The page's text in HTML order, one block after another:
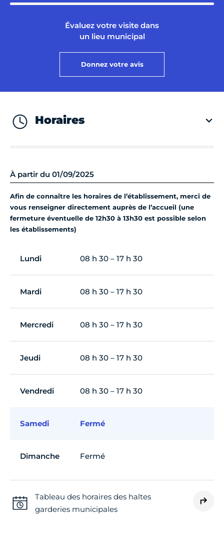
Évaluez votre visite dans
un lieu municipal
Donnez votre avis
Horaires
À partir du 01/09/2025
Afin de connaître les horaires de l’établissement, merci de
vous renseigner directement auprès de l’accueil (une
fermeture éventuelle de 12h30 à 13h30 est possible selon
les établissements)
Lundi 08 h 30 – 17 h 30
Mardi 08 h 30 – 17 h 30
Mercredi 08 h 30 – 17 h 30
Jeudi 08 h 30 – 17 h 30
Vendredi 08 h 30 – 17 h 30
Samedi Fermé
Dimanche Fermé
Tableau des horaires des haltes
garderies municipales